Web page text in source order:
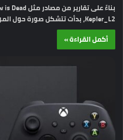
Kepler_L2، بدأت تتشكل صورة حول المواصفات التقنية لأجهزة…
أكمل القراءة »